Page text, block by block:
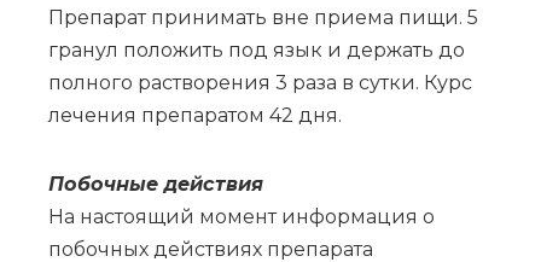
Препарат принимать вне приема пищи. 5
гранул положить под язык и держать до
полного растворения 3 раза в сутки. Курс
лечения препаратом 42 дня.
По­боч­ные действия
На настоящий момент информация о
побочных действиях препарата